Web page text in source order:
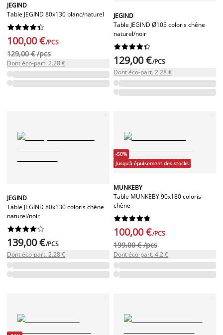
JEGIND
Table JEGIND 80x130 blanc/naturel






100,00 €/PCS
129,00 € /pcs
Dont éco-part. 2.28 €
JEGIND
Table JEGIND Ø105 coloris chêne
naturel/noir






129,00 €/PCS
Dont éco-part. 2.28 €
JEGIND
Table JEGIND 80x130 coloris chêne
naturel/noir






139,00 €/PCS
Dont éco-part. 2.28 €
-50%
Jusqu'à épuisement des stocks
MUNKEBY
Table MUNKEBY 90x180 coloris
chêne






100,00 €/PCS
199,00 € /pcs
Dont éco-part. 4.2 €